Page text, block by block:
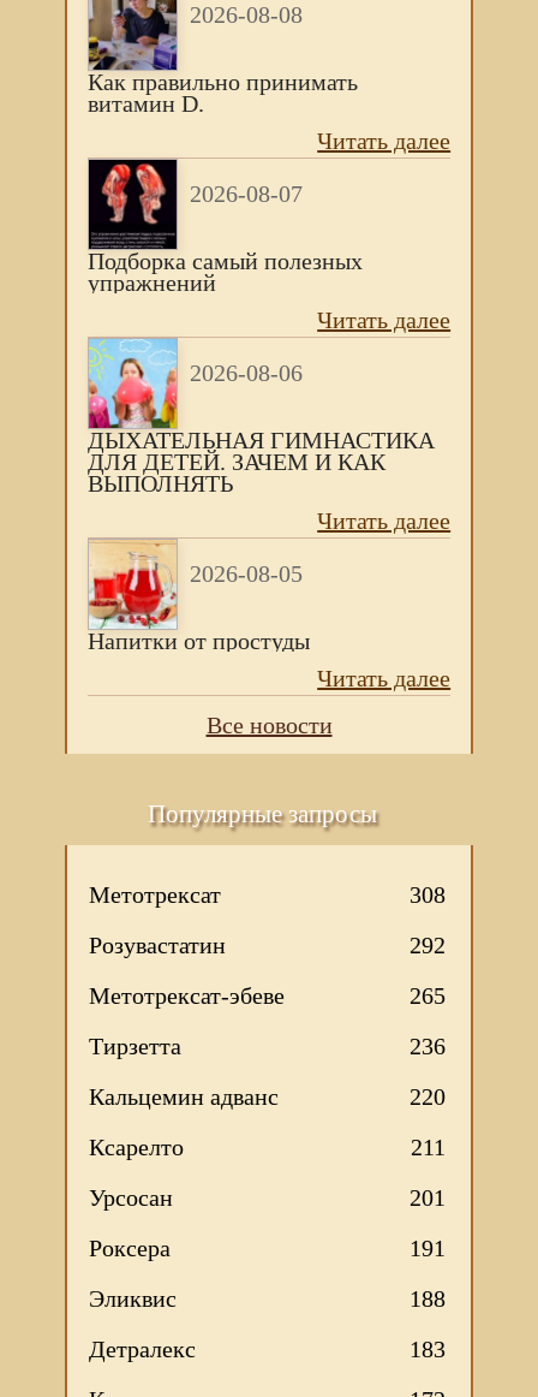
2026-08-08
Как правильно принимать
витамин D.
Читать далее
2026-08-07
Подборка самый полезных
упражнений
Читать далее
2026-08-06
ДЫХАТЕЛЬНАЯ ГИМНАСТИКА
ДЛЯ ДЕТЕЙ. ЗАЧЕМ И КАК
ВЫПОЛНЯТЬ
Читать далее
2026-08-05
Напитки от простуды
Читать далее
Все новости
Популярные запросы
Метотрексат
308
Розувастатин
292
Метотрексат-эбеве
265
Тирзетта
236
Кальцемин адванс
220
Ксарелто
211
Урсосан
201
Роксера
191
Эликвис
188
Детралекс
183